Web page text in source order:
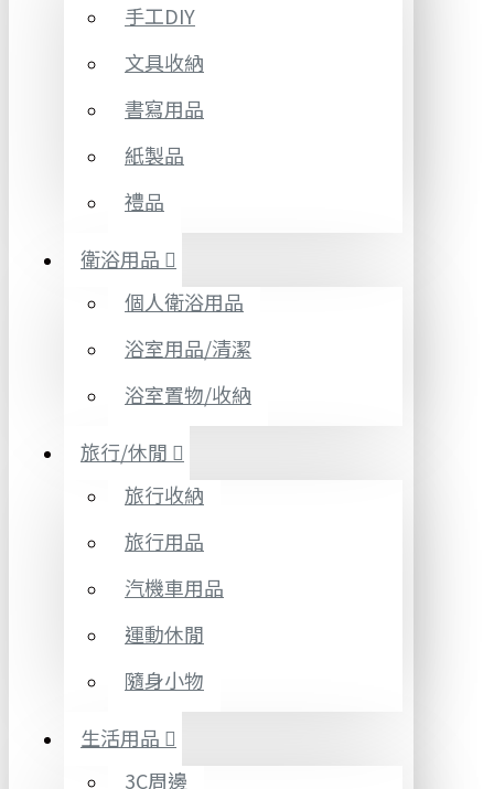
手工DIY
文具收納
書寫用品
紙製品
禮品
衛浴用品
個人衛浴用品
浴室用品/清潔
浴室置物/收納
旅行/休閒
旅行收納
旅行用品
汽機車用品
運動休閒
隨身小物
生活用品
3C周邊